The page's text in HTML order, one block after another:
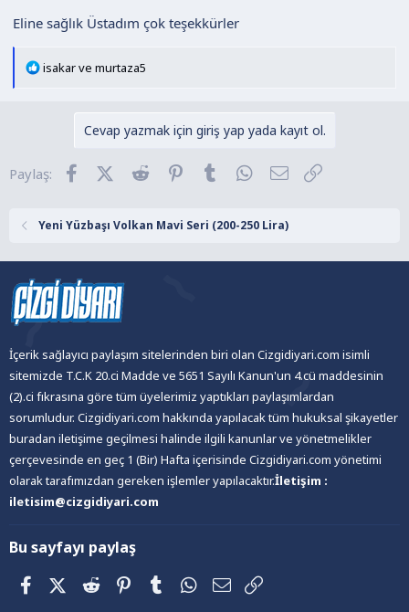
Eline sağlık Üstadım çok teşekkürler
T
e
isakarve murtaza5
Cevap yazmak için giriş yap yada kayıt ol.
Paylaş: FacebookX (Twitter)
Reddit Pinterest
Tumblr WhatsApp
E-posta
Yeni Yüzbaşı Volkan Mavi Seri (200-250 Lira)
İçerik sağlayıcı paylaşım sitelerinden biri olan Cizgidiyari.com isimli
sitemizde T.C.K 20.ci Madde ve 5651 Sayılı Kanun'un 4.cü maddesinin
(2).ci fıkrasına göre tüm üyelerimiz yaptıkları paylaşımlardan
sorumludur. Cizgidiyari.com hakkında yapılacak tüm hukuksal şikayetler
buradan iletişime geçilmesi halinde ilgili kanunlar ve yönetmelikler
çerçevesinde en geç 1 (Bir) Hafta içerisinde Cizgidiyari.com yönetimi
olarak tarafımızdan gereken işlemler yapılacaktır.İletişim :
iletisim@cizgidiyari.com
Bu sayfayı paylaş
FacebookX (Twitter)
Reddit PinterestTumblrWhatsApp
E-posta